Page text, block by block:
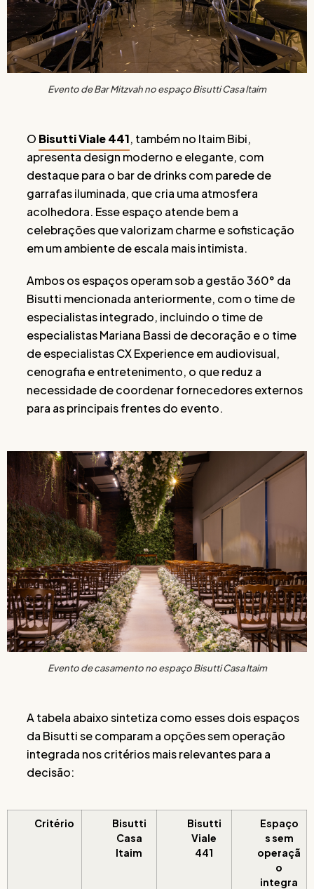
Evento de Bar Mitzvah no espaço Bisutti Casa Itaim
O Bisutti Viale 441, também no Itaim Bibi,
apresenta design moderno e elegante, com
destaque para o bar de drinks com parede de
garrafas iluminada, que cria uma atmosfera
acolhedora. Esse espaço atende bem a
celebrações que valorizam charme e sofisticação
em um ambiente de escala mais intimista.
Ambos os espaços operam sob a gestão 360° da
Bisutti mencionada anteriormente, com o time de
especialistas integrado, incluindo o time de
especialistas Mariana Bassi de decoração e o time
de especialistas CX Experience em audiovisual,
cenografia e entretenimento, o que reduz a
necessidade de coordenar fornecedores externos
para as principais frentes do evento.
Evento de casamento no espaço Bisutti Casa Itaim
A tabela abaixo sintetiza como esses dois espaços
da Bisutti se comparam a opções sem operação
integrada nos critérios mais relevantes para a
decisão:
Critério
Bisutti
Casa
Itaim
Bisutti
Viale
441
Espaço
s sem
operaçã
o
integra